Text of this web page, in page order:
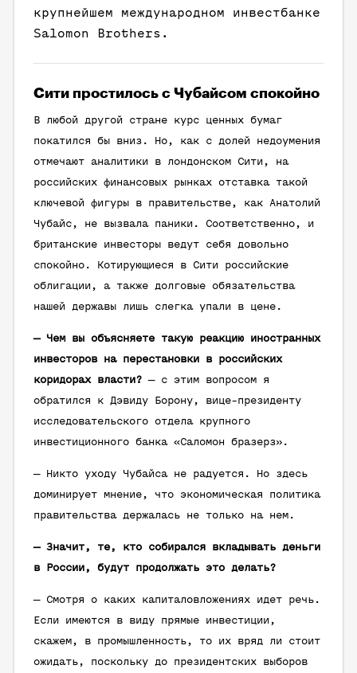
крупнейшем международном инвестбанке
Salomon Brothers.
Сити простилось с Чубайсом спокойно
В любой другой стране курс ценных бумаг
покатился бы вниз. Но, как с долей недоумения
отмечают аналитики в лондонском Сити, на
российских финансовых рынках отставка такой
ключевой фигуры в правительстве, как Анатолий
Чубайс, не вызвала паники. Соответственно, и
британские инвесторы ведут себя довольно
спокойно. Котирующиеся в Сити российские
облигации, а также долговые обязательства
нашей державы лишь слегка упали в цене.
— Чем вы объясняете такую реакцию иностранных
инвесторов на перестановки в российских
коридорах власти? — с этим вопросом я
обратился к Дэвиду Борону, вице-президенту
исследовательского отдела крупного
инвестиционного банка «Саломон бразерз».
— Никто уходу Чубайса не радуется. Но здесь
доминирует мнение, что экономическая политика
правительства держалась не только на нем.
— Значит, те, кто собирался вкладывать деньги
в России, будут продолжать это делать?
— Смотря о каких капиталовложениях идет речь.
Если имеются в виду прямые инвестиции,
скажем, в промышленность, то их вряд ли стоит
ожидать, поскольку до президентских выборов